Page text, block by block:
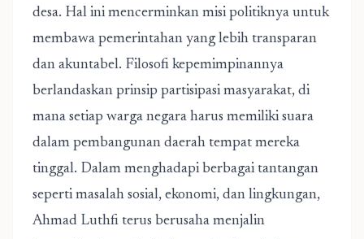
desa. Hal ini mencerminkan misi politiknya untuk
membawa pemerintahan yang lebih transparan
dan akuntabel. Filosofi kepemimpinannya
berlandaskan prinsip partisipasi masyarakat, di
mana setiap warga negara harus memiliki suara
dalam pembangunan daerah tempat mereka
tinggal. Dalam menghadapi berbagai tantangan
seperti masalah sosial, ekonomi, dan lingkungan,
Ahmad Luthfi terus berusaha menjalin